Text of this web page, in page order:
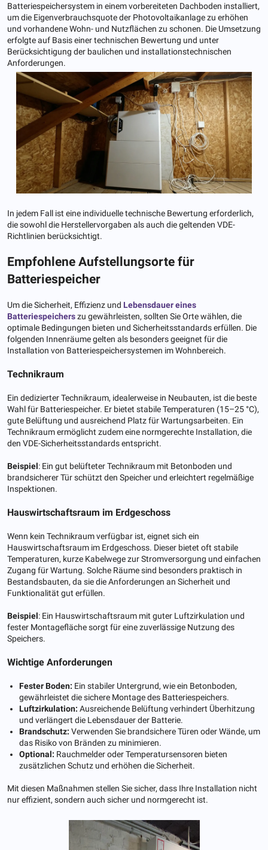
Batteriespeichersystem in einem vorbereiteten Dachboden installiert,
um die Eigenverbrauchsquote der Photovoltaikanlage zu erhöhen
und vorhandene Wohn- und Nutzflächen zu schonen. Die Umsetzung
erfolgte auf Basis einer technischen Bewertung und unter
Berücksichtigung der baulichen und installationstechnischen
Anforderungen.
In jedem Fall ist eine individuelle technische Bewertung erforderlich,
die sowohl die Herstellervorgaben als auch die geltenden VDE-
Richtlinien berücksichtigt.
Empfohlene Aufstellungsorte für
Batteriespeicher
Um die Sicherheit, Effizienz und Lebensdauer eines
Batteriespeicherszu gewährleisten, sollten Sie Orte wählen, die
optimale Bedingungen bieten und Sicherheitsstandards erfüllen. Die
folgenden Innenräume gelten als besonders geeignet für die
Installation von Batteriespeichersystemen im Wohnbereich.
Technikraum
Ein dedizierter Technikraum, idealerweise in Neubauten, ist die beste
Wahl für Batteriespeicher. Er bietet stabile Temperaturen (15–25 °C),
gute Belüftung und ausreichend Platz für Wartungsarbeiten. Ein
Technikraum ermöglicht zudem eine normgerechte Installation, die
den VDE-Sicherheitsstandards entspricht.
Beispiel: Ein gut belüfteter Technikraum mit Betonboden und
brandsicherer Tür schützt den Speicher und erleichtert regelmäßige
Inspektionen.
Hauswirtschaftsraum im Erdgeschoss
Wenn kein Technikraum verfügbar ist, eignet sich ein
Hauswirtschaftsraum im Erdgeschoss. Dieser bietet oft stabile
Temperaturen, kurze Kabelwege zur Stromversorgung und einfachen
Zugang für Wartung. Solche Räume sind besonders praktisch in
Bestandsbauten, da sie die Anforderungen an Sicherheit und
Funktionalität gut erfüllen.
Beispiel: Ein Hauswirtschaftsraum mit guter Luftzirkulation und
fester Montagefläche sorgt für eine zuverlässige Nutzung des
Speichers.
Wichtige Anforderungen
Fester Boden: Ein stabiler Untergrund, wie ein Betonboden,
gewährleistet die sichere Montage des Batteriespeichers.
Luftzirkulation: Ausreichende Belüftung verhindert Überhitzung
und verlängert die Lebensdauer der Batterie.
Brandschutz: Verwenden Sie brandsichere Türen oder Wände, um
das Risiko von Bränden zu minimieren.
Optional: Rauchmelder oder Temperatursensoren bieten
zusätzlichen Schutz und erhöhen die Sicherheit.
Mit diesen Maßnahmen stellen Sie sicher, dass Ihre Installation nicht
nur effizient, sondern auch sicher und normgerecht ist.